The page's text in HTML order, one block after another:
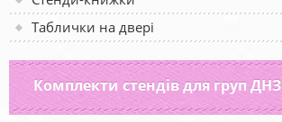
Таблички на двері
Комплекти стендів для груп ДНЗ